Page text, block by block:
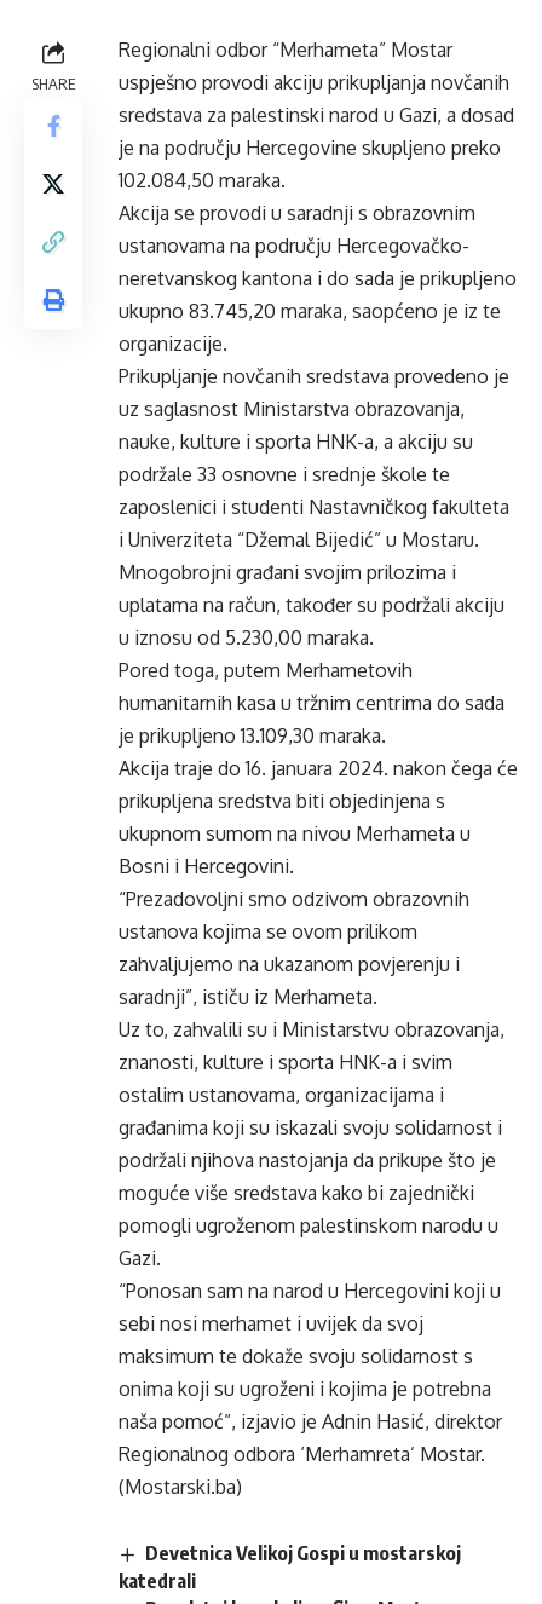
SHARE
Regionalni odbor “Merhameta” Mostar
uspješno provodi akciju prikupljanja novčanih
sredstava za palestinski narod u Gazi, a dosad
je na području Hercegovine skupljeno preko
102.084,50 maraka.
Akcija se provodi u saradnji s obrazovnim
ustanovama na području Hercegovačko-
neretvanskog kantona i do sada je prikupljeno
ukupno 83.745,20 maraka, saopćeno je iz te
organizacije.
Prikupljanje novčanih sredstava provedeno je
uz saglasnost Ministarstva obrazovanja,
nauke, kulture i sporta HNK-a, a akciju su
podržale 33 osnovne i srednje škole te
zaposlenici i studenti Nastavničkog fakulteta
i Univerziteta “Džemal Bijedić” u Mostaru.
Mnogobrojni građani svojim prilozima i
uplatama na račun, također su podržali akciju
u iznosu od 5.230,00 maraka.
Pored toga, putem Merhametovih
humanitarnih kasa u tržnim centrima do sada
je prikupljeno 13.109,30 maraka.
Akcija traje do 16. januara 2024. nakon čega će
prikupljena sredstva biti objedinjena s
ukupnom sumom na nivou Merhameta u
Bosni i Hercegovini.
“Prezadovoljni smo odzivom obrazovnih
ustanova kojima se ovom prilikom
zahvaljujemo na ukazanom povjerenju i
saradnji”, ističu iz Merhameta.
Uz to, zahvalili su i Ministarstvu obrazovanja,
znanosti, kulture i sporta HNK-a i svim
ostalim ustanovama, organizacijama i
građanima koji su iskazali svoju solidarnost i
podržali njihova nastojanja da prikupe što je
moguće više sredstava kako bi zajednički
pomogli ugroženom palestinskom narodu u
Gazi.
“Ponosan sam na narod u Hercegovini koji u
sebi nosi merhamet i uvijek da svoj
maksimum te dokaže svoju solidarnost s
onima koji su ugroženi i kojima je potrebna
naša pomoć”, izjavio je Adnin Hasić, direktor
Regionalnog odbora ‘Merhamreta’ Mostar.
(Mostarski.ba)
Devetnica Velikoj Gospi u mostarskoj
katedrali